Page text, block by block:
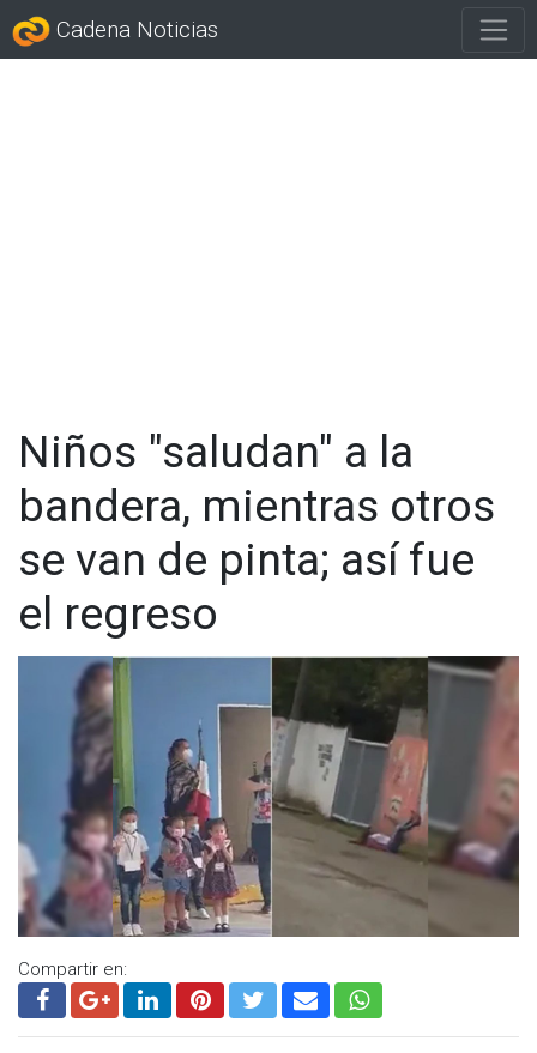
Cadena Noticias
Niños "saludan" a la
bandera, mientras otros
se van de pinta; así fue
el regreso
Compartir en: